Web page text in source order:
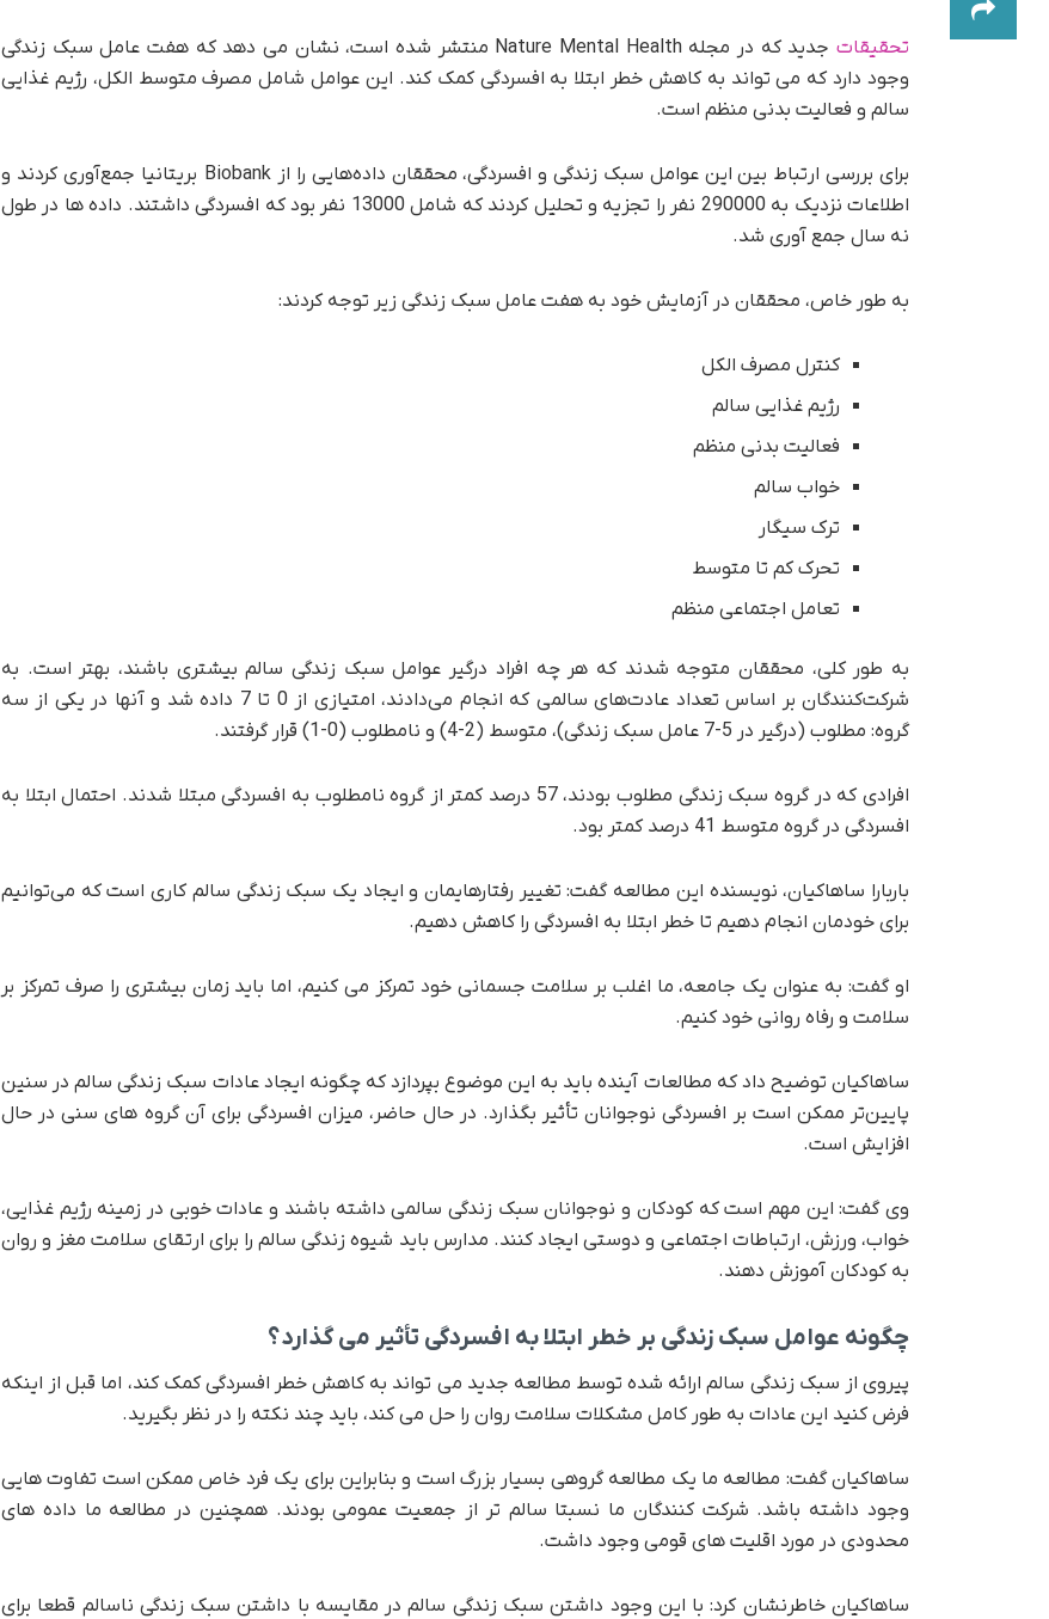
تحقیقات
جدید که در مجله Nature Mental Health منتشر شده است، نشان می دهد که هفت عامل سبک زندگی
وجود دارد که می تواند به کاهش خطر ابتلا به افسردگی کمک کند. این عوامل شامل مصرف متوسط الکل، رژیم غذایی
سالم و فعالیت بدنی منظم است.
برای بررسی ارتباط بین این عوامل سبک زندگی و افسردگی، محققان داده‌هایی را از Biobank بریتانیا جمع‌آوری کردند و
اطلاعات نزدیک به 290000 نفر را تجزیه و تحلیل کردند که شامل 13000 نفر بود که افسردگی داشتند. داده ها در طول
نه سال جمع آوری شد.
به طور خاص، محققان در آزمایش خود به هفت عامل سبک زندگی زیر توجه کردند:
کنترل مصرف الکل
رژیم غذایی سالم
فعالیت بدنی منظم
خواب سالم
ترک سیگار
تحرک کم تا متوسط
تعامل اجتماعی منظم
به طور کلی، محققان متوجه شدند که هر چه افراد درگیر عوامل سبک زندگی سالم بیشتری باشند، بهتر است. به
شرکت‌کنندگان بر اساس تعداد عادت‌های سالمی که انجام می‌دادند، امتیازی از 0 تا 7 داده شد و آنها در یکی از سه
گروه: مطلوب (درگیر در 5-7 عامل سبک زندگی)، متوسط (2-4) و نامطلوب (0-1) قرار گرفتند.
افرادی که در گروه سبک زندگی مطلوب بودند، 57 درصد کمتر از گروه نامطلوب به افسردگی مبتلا شدند. احتمال ابتلا به
افسردگی در گروه متوسط 41 درصد کمتر بود.
باربارا ساهاکیان، نویسنده این مطالعه گفت: تغییر رفتارهایمان و ایجاد یک سبک زندگی سالم کاری است که می‌توانیم
برای خودمان انجام دهیم تا خطر ابتلا به افسردگی را کاهش دهیم.
او گفت: به عنوان یک جامعه، ما اغلب بر سلامت جسمانی خود تمرکز می کنیم، اما باید زمان بیشتری را صرف تمرکز بر
سلامت و رفاه روانی خود کنیم.
ساهاکیان توضیح داد که مطالعات آینده باید به این موضوع بپردازد که چگونه ایجاد عادات سبک زندگی سالم در سنین
پایین‌تر ممکن است بر افسردگی نوجوانان تأثیر بگذارد. در حال حاضر، میزان افسردگی برای آن گروه های سنی در حال
افزایش است.
وی گفت: این مهم است که کودکان و نوجوانان سبک زندگی سالمی داشته باشند و عادات خوبی در زمینه رژیم غذایی،
خواب، ورزش، ارتباطات اجتماعی و دوستی ایجاد کنند. مدارس باید شیوه زندگی سالم را برای ارتقای سلامت مغز و روان
به کودکان آموزش دهند.
چگونه عوامل سبک زندگی بر خطر ابتلا به افسردگی تأثیر می گذارد؟
پیروی از سبک زندگی سالم ارائه شده توسط مطالعه جدید می تواند به کاهش خطر افسردگی کمک کند، اما قبل از اینکه
فرض کنید این عادات به طور کامل مشکلات سلامت روان را حل می کند، باید چند نکته را در نظر بگیرید.
ساهاکیان گفت: مطالعه ما یک مطالعه گروهی بسیار بزرگ است و بنابراین برای یک فرد خاص ممکن است تفاوت هایی
وجود داشته باشد. شرکت کنندگان ما نسبتا سالم تر از جمعیت عمومی بودند. همچنین در مطالعه ما داده های
محدودی در مورد اقلیت های قومی وجود داشت.
ساهاکیان خاطرنشان کرد: با این وجود داشتن سبک زندگی سالم در مقایسه با داشتن سبک زندگی ناسالم قطعا برای